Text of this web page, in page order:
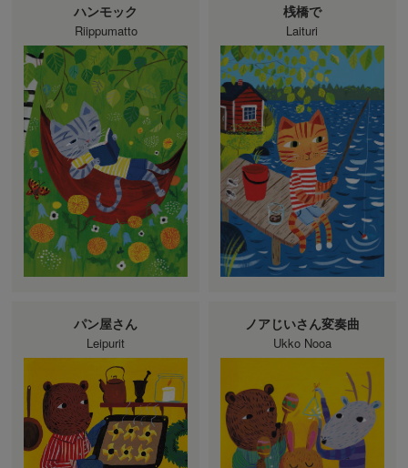
ハンモック
Riippumatto
桟橋で
Laituri
パン屋さん
Leipurit
ノアじいさん変奏曲
Ukko Nooa